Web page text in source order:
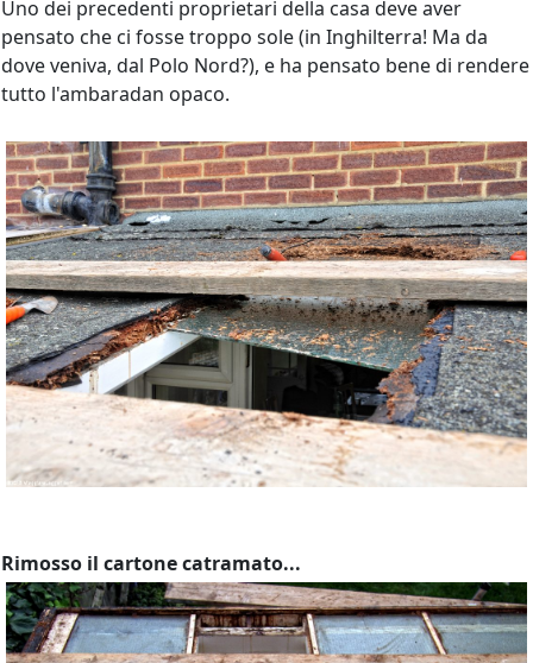
Uno dei precedenti proprietari della casa deve aver
pensato che ci fosse troppo sole (in Inghilterra! Ma da
dove veniva, dal Polo Nord?), e ha pensato bene di rendere
tutto l'ambaradan opaco.
Rimosso il cartone catramato...